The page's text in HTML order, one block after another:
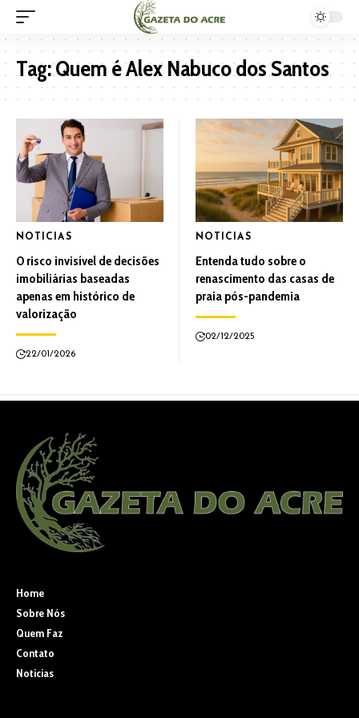
Tag:Quem é Alex Nabuco dos Santos
NOTICIAS
O risco invisível de decisões
imobiliárias baseadas
apenas em histórico de
valorização
22/01/2026
NOTICIAS
Entenda tudo sobre o
renascimento das casas de
praia pós-pandemia
02/12/2025
Home
Sobre Nós
Quem Faz
Contato
Noticias